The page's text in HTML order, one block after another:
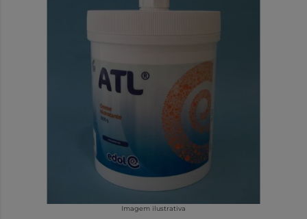
Imagem ilustrativa